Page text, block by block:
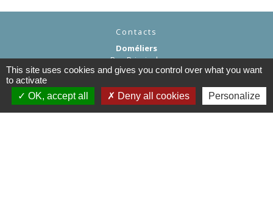
Contacts
Doméliers
Rue Principale
60360 Doméliers - FRANCE
Contact par formulaire
This site uses cookies and gives you control over what you want
to activate
OK, accept all
Deny all cookies Personalize